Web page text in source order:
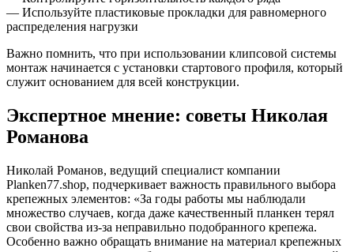
— Используйте пластиковые прокладки для равномерного
распределения нагрузки
Важно помнить, что при использовании клипсовой системы
монтаж начинается с установки стартового профиля, который
служит основанием для всей конструкции.
Экспертное мнение: советы Николая
Романова
Николай Романов, ведущий специалист компании
Planken77.shop, подчеркивает важность правильного выбора
крепежных элементов: «За годы работы мы наблюдали
множество случаев, когда даже качественный планкен терял
свои свойства из-за неправильно подобранного крепежа.
Особенно важно обращать внимание на материал крепежных